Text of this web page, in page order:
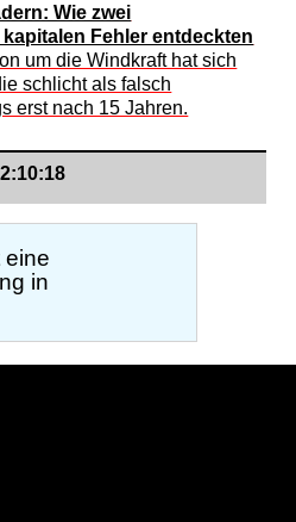
Wie zwei
Fehler entdeckten
um die Windkraft hat sich
schlicht als falsch
erst nach 15 Jahren.
eine
in